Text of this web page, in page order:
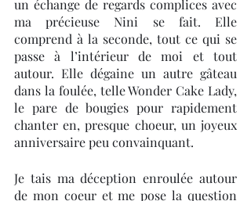
un échange de regards complices avec
ma précieuse Nini se fait. Elle
comprend à la seconde, tout ce qui se
passe à l’intérieur de moi et tout
autour. Elle dégaine un autre gâteau
dans la foulée, telle Wonder Cake Lady,
le pare de bougies pour rapidement
chanter en, presque choeur, un joyeux
anniversaire peu convainquant.
Je tais ma déception enroulée autour
de mon coeur et me pose la question